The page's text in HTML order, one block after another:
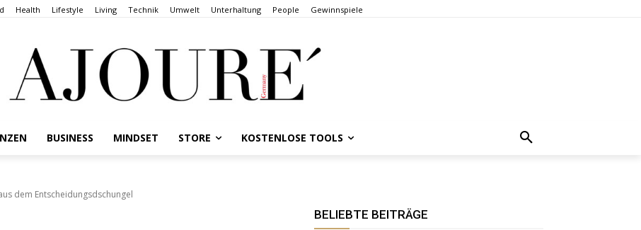
Health Lifestyle Living Technik Umwelt Unterhaltung People Gewinnspiele
BUSINESS MINDSET STORE KOSTENLOSE TOOLS
dem Entscheidungsdschungel
BELIEBTE BEITRÄGE